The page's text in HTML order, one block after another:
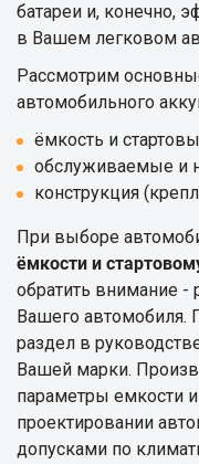
батареи и, конечно,
в Вашем легковом
Рассмотрим
автомобильного
ёмкость и
обслуживаемые и
конструкция
При выборе
ёмкости и
обратить внимание -
Вашего автомобиля.
раздел в
Вашей марки.
параметры емкости и
проектировании
допусками по